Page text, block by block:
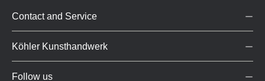
Contact and Service
Köhler Kunsthandwerk
Follow us